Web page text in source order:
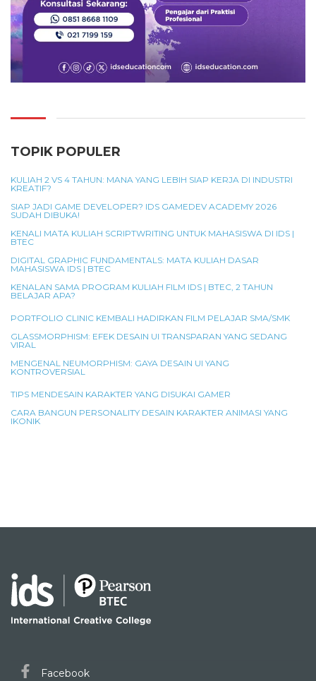
TOPIK POPULER
KULIAH 2 VS 4 TAHUN: MANA YANG LEBIH SIAP KERJA DI INDUSTRI
KREATIF?
SIAP JADI GAME DEVELOPER? IDS GAMEDEV ACADEMY 2026
SUDAH DIBUKA!
KENALI MATA KULIAH SCRIPTWRITING UNTUK MAHASISWA DI IDS |
BTEC
DIGITAL GRAPHIC FUNDAMENTALS: MATA KULIAH DASAR
MAHASISWA IDS | BTEC
KENALAN SAMA PROGRAM KULIAH FILM IDS | BTEC, 2 TAHUN
BELAJAR APA?
PORTFOLIO CLINIC KEMBALI HADIRKAN FILM PELAJAR SMA/SMK
GLASSMORPHISM: EFEK DESAIN UI TRANSPARAN YANG SEDANG
VIRAL
MENGENAL NEUMORPHISM: GAYA DESAIN UI YANG
KONTROVERSIAL
TIPS MENDESAIN KARAKTER YANG DISUKAI GAMER
CARA BANGUN PERSONALITY DESAIN KARAKTER ANIMASI YANG
IKONIK
Facebook